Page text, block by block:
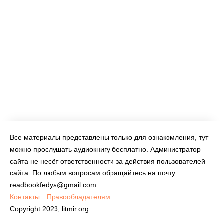
Все материалы представлены только для ознакомления, тут
можно прослушать аудиокнигу бесплатно. Администратор
сайта не несёт ответственности за действия пользователей
сайта. По любым вопросам обращайтесь на почту:
readbookfedya@gmail.com
Контакты
Правообладателям
Copyright 2023, litmir.org